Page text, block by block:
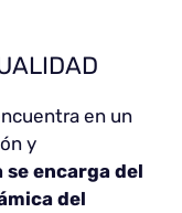
en un
y
encarga del
del